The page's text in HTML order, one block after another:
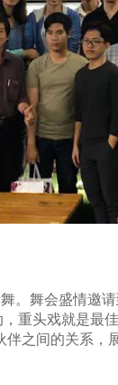
舞会盛情邀
重头戏就是
之间的关系